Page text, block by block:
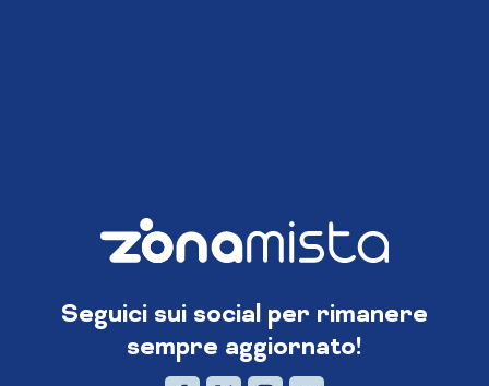
Seguici sui social per rimanere
sempre aggiornato!